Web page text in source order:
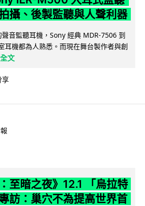
攝、後製監聽與人聲利器
音監聽耳機，Sony 經典 MDR-7506 到
耳機都為人熟悉。而現在舞台製作者與創
文
享
至暗之夜》12.1 「烏拉特
訪：巢穴不為提高世界首